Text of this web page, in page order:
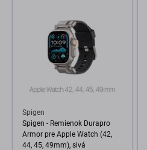
Spigen
Spigen - Remienok Durapro
Armor pre Apple Watch (42,
44, 45, 49mm), sivá